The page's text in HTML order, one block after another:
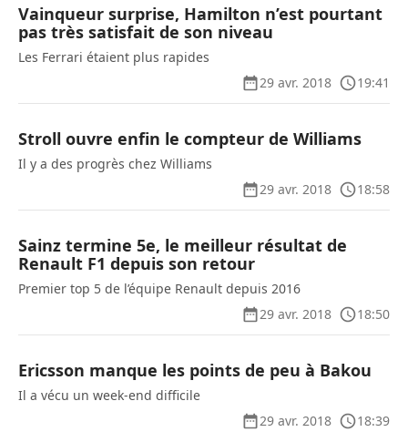
Vainqueur surprise, Hamilton n’est pourtant
pas très satisfait de son niveau
Les Ferrari étaient plus rapides
29 avr. 2018
19:41
Stroll ouvre enfin le compteur de Williams
Il y a des progrès chez Williams
29 avr. 2018
18:58
Sainz termine 5e, le meilleur résultat de
Renault F1 depuis son retour
Premier top 5 de l’équipe Renault depuis 2016
29 avr. 2018
18:50
Ericsson manque les points de peu à Bakou
Il a vécu un week-end difficile
29 avr. 2018
18:39